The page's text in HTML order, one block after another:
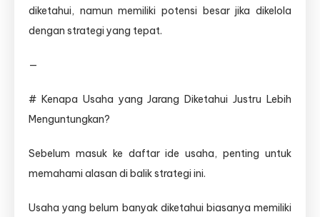
diketahui, namun memiliki potensi besar jika dikelola
dengan strategi yang tepat.
—
# Kenapa Usaha yang Jarang Diketahui Justru Lebih
Menguntungkan?
Sebelum masuk ke daftar ide usaha, penting untuk
memahami alasan di balik strategi ini.
Usaha yang belum banyak diketahui biasanya memiliki